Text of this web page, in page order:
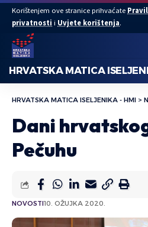
Korištenjem ove stranice prihvaćate
privatnosti i Uvjete korištenja.
HRVATSKA MATICA
HRVATSKA MATICA ISELJENIKA - HMI >
Dani
Pečuhu
NOVOSTI10. OŽUJKA 2020.